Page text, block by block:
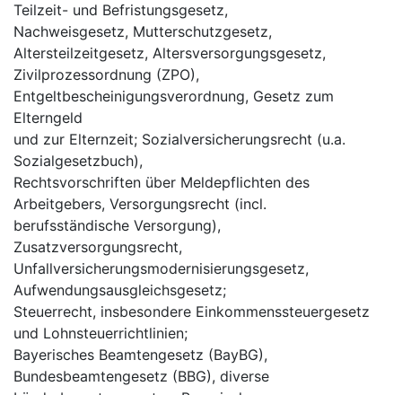
Teilzeit- und Befristungsgesetz,
Nachweisgesetz, Mutterschutzgesetz,
Altersteilzeitgesetz, Altersversorgungsgesetz,
Zivilprozessordnung (ZPO),
Entgeltbescheinigungsverordnung, Gesetz zum
Elterngeld
und zur Elternzeit; Sozialversicherungsrecht (u.a.
Sozialgesetzbuch),
Rechtsvorschriften über Meldepflichten des
Arbeitgebers, Versorgungsrecht (incl.
berufsständische Versorgung),
Zusatzversorgungsrecht,
Unfallversicherungsmodernisierungsgesetz,
Aufwendungsausgleichsgesetz;
Steuerrecht, insbesondere Einkommenssteuergesetz
und Lohnsteuerrichtlinien;
Bayerisches Beamtengesetz (BayBG),
Bundesbeamtengesetz (BBG), diverse